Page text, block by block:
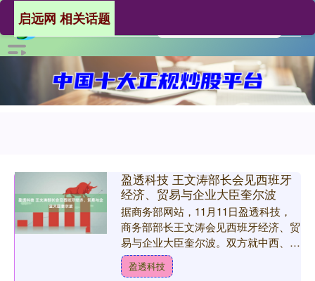
启远网 相关话题
盈透科技 王文涛部长会见西班牙
经济、贸易与企业大臣奎尔波
据商务部网站，11月11日盈透科技，
商务部部长王文涛会见西班牙经济、贸
易与企业大臣奎尔波。双方就中西、中
欧经贸关系等交换意见。 王文涛表
示，近年来中西高层交往密....
盈透科技